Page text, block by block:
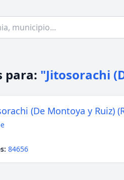
para: "Jitosorachi
(De Montoya y Ruiz)
84656